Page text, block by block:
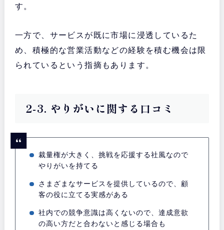
す。
一方で、サービスが既に市場に浸透しているた
め、積極的な営業活動などの経験を積む機会は限
られているという指摘もあります。
2-3. やりがいに関する口コミ
裁量権が大きく、挑戦を応援する社風なので
やりがいを持てる
さまざまなサービスを提供しているので、顧
客の役に立てる実感がある
社内での競争意識は高くないので、達成意欲
の高い方だと合わないと感じる場合も